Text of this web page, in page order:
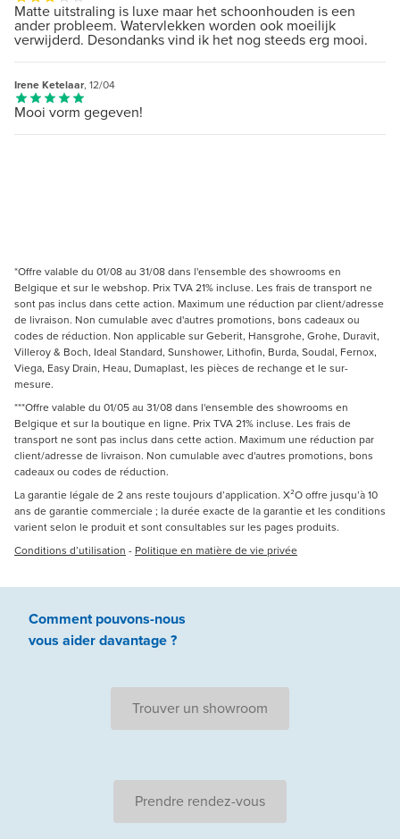
Matte uitstraling is luxe maar het schoonhouden is een
ander probleem. Watervlekken worden ook moeilijk
verwijderd. Desondanks vind ik het nog steeds erg mooi.
Irene Ketelaar, 12/04
Mooi vorm gegeven!
*Offre valable du 01/08 au 31/08 dans l'ensemble des showrooms en
Belgique et sur le webshop. Prix TVA 21% incluse. Les frais de transport ne
sont pas inclus dans cette action. Maximum une réduction par client/adresse
de livraison. Non cumulable avec d'autres promotions, bons cadeaux ou
codes de réduction. Non applicable sur Geberit, Hansgrohe, Grohe, Duravit,
Villeroy & Boch, Ideal Standard, Sunshower, Lithofin, Burda, Soudal, Fernox,
Viega, Easy Drain, Heau, Dumaplast, les pièces de rechange et le sur-
mesure.
***Offre valable du 01/05 au 31/08 dans l'ensemble des showrooms en
Belgique et sur la boutique en ligne. Prix TVA 21% incluse. Les frais de
transport ne sont pas inclus dans cette action. Maximum une réduction par
client/adresse de livraison. Non cumulable avec d'autres promotions, bons
cadeaux ou codes de réduction.
La garantie légale de 2 ans reste toujours d’application. X²O offre jusqu’à 10
ans de garantie commerciale ; la durée exacte de la garantie et les conditions
varient selon le produit et sont consultables sur les pages produits.
Conditions d’utilisation - Politique en matière de vie privée
Comment pouvons-nous
vous aiderdavantage ?
Trouver un showroom
Prendre rendez-vous